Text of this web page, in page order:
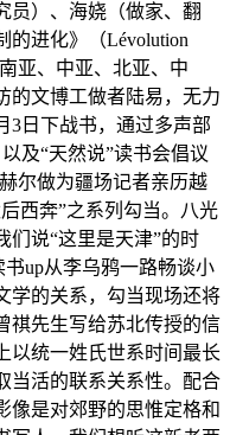
员）、海娆（做家、翻
的进化》（Lévolution
亚、中亚、北亚、中
的文博工做者陆易，无力
3日下战书，通过多声部
及“天然说”读书会倡议
尔做为疆场记者亲历越
西奔”之系列勾当。八光
们说“这里是天津”的时
up从李乌鸦一路畅谈小
学的关系，勾当现场还将
祺先生写给苏北传授的信
以统一姓氏世系时间最长
当活的联系关系性。配合
像是对郊野的思惟定格和